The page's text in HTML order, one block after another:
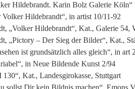
Hildebrandt. Karin Bolz Galerie Köln“
Hildebrandt“, in artist 10/11-92
„Volker Hildebrandt“, Kat., Galerie 54,
„Pictory – Der Sieg der Bilder“, Kat.,
ist grundsätzlich alles gleich“, in art
in Neue Bildende Kunst 2/94
Kat., Landesgirokasse, Stuttgart
sollst Dir kein Bildnis machen“, Emons